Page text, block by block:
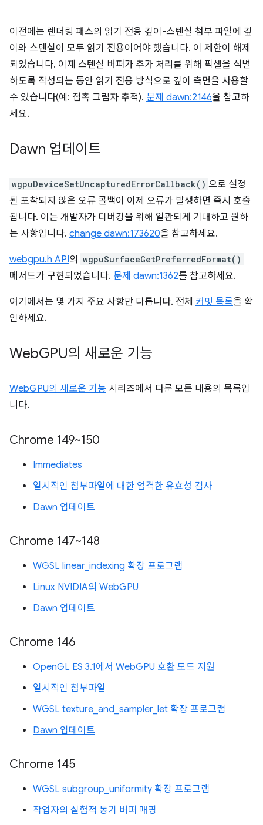
이전에는 렌더링 패스의 읽기 전용 깊이-스텐실 첨부 파일에 깊
이와 스텐실이 모두 읽기 전용이어야 했습니다. 이 제한이 해제
되었습니다. 이제 스텐실 버퍼가 추가 처리를 위해 픽셀을 식별
하도록 작성되는 동안 읽기 전용 방식으로 깊이 측면을 사용할
수 있습니다(예: 접촉 그림자 추적). 문제 dawn:2146을 참고하
세요.
Dawn 업데이트
wgpuDeviceSetUncapturedErrorCallback() 으로 설정
된 포착되지 않은 오류 콜백이 이제 오류가 발생하면 즉시 호출
됩니다. 이는 개발자가 디버깅을 위해 일관되게 기대하고 원하
는 사항입니다. change dawn:173620을 참고하세요.
webgpu.h API의 wgpuSurfaceGetPreferredFormat()
메서드가 구현되었습니다. 문제 dawn:1362를 참고하세요.
여기에서는 몇 가지 주요 사항만 다룹니다. 전체 커밋 목록을 확
인하세요.
WebGPU의 새로운 기능
WebGPU의 새로운 기능 시리즈에서 다룬 모든 내용의 목록입
니다.
Chrome 149~150
Immediates
일시적인 첨부파일에 대한 엄격한 유효성 검사
Dawn 업데이트
Chrome 147~148
WGSL linear_indexing 확장 프로그램
Linux NVIDIA의 WebGPU
Dawn 업데이트
Chrome 146
OpenGL ES 3.1에서 WebGPU 호환 모드 지원
일시적인 첨부파일
WGSL texture_and_sampler_let 확장 프로그램
Dawn 업데이트
Chrome 145
WGSL subgroup_uniformity 확장 프로그램
작업자의 실험적 동기 버퍼 매핑